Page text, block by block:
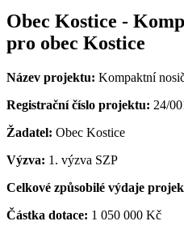
Obec Kostice -
pro obec Kostice
Název projektu: Kompaktní
Registrační číslo projektu: 24/
Žadatel: Obec Kostice
Výzva: 1. výzva SZP
Celkové způsobilé výdaje
Částka dotace: 1 050 000 Kč